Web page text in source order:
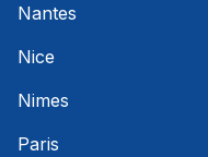
Nantes
Nice
Nimes
Paris